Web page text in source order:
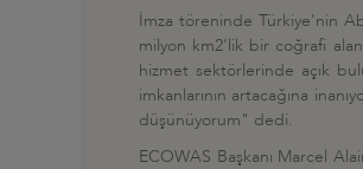
İmza töreninde Türkiye'nin
milyon km2'lik bir coğrafi
hizmet sektörlerinde açık
imkanlarının artacağına
düşünüyorum" dedi.
ECOWAS Başkanı Marcel